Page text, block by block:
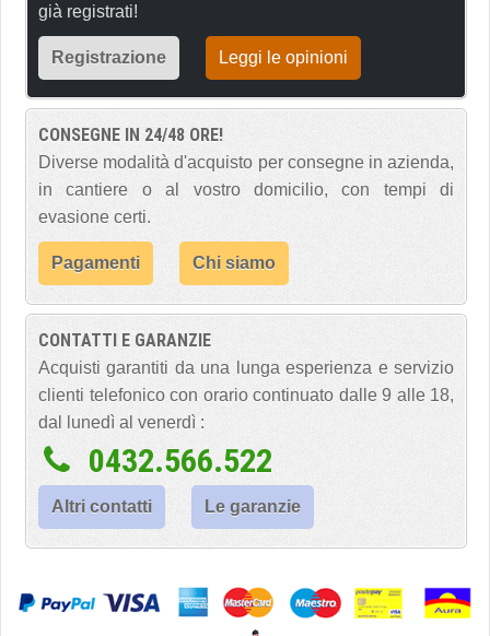
già registrati!
Registrazione Leggi le opinioni
CONSEGNE IN 24/48 ORE!
Diverse modalità d'acquisto per consegne in azienda,
in cantiere o al vostro domicilio, con tempi di
evasione certi.
Pagamenti Chi siamo
CONTATTI E GARANZIE
Acquisti garantiti da una lunga esperienza e servizio
clienti telefonico con orario continuato dalle 9 alle 18,
dal lunedì al venerdì :
0432.566.522
Altri contatti Le garanzie